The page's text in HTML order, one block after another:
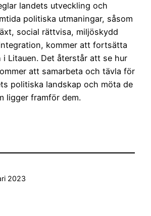
landets utveckling och
politiska utmaningar, såsom
social rättvisa, miljöskydd
kommer att fortsätta
i Litauen. Det återstår att se hur
att samarbeta och tävla för
politiska landskap och möta de
ligger framför dem.
2023